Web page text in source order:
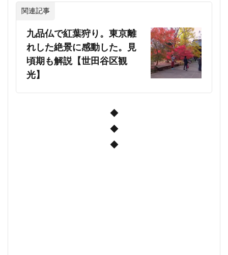
関連記事
九品仏で紅葉狩り。東京離
れした絶景に感動した。見
頃期も解説【世田谷区観
光】
◆
◆
◆